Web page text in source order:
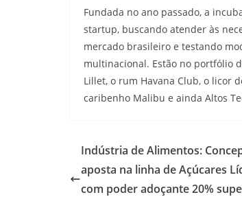
Fundada no ano passado, a
startup, buscando atender às
mercado brasileiro e testando
multinacional. Estão no portfólio
Lillet, o rum Havana Club, o licor
caribenho Malibu e ainda Altos
Indústria de Alimentos:
aposta na linha de Açúcares
com poder adoçante 20%